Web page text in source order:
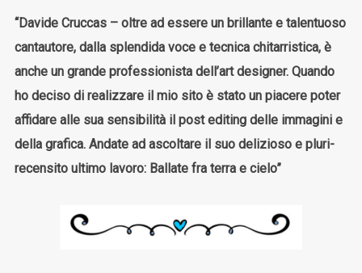
“Davide Cruccas – oltre ad essere un brillante e talentuoso
cantautore, dalla splendida voce e tecnica chitarristica, è
anche un grande professionista dell’art designer. Quando
ho deciso di realizzare il mio sito è stato un piacere poter
affidare alle sua sensibilità il post editing delle immagini e
della grafica. Andate ad ascoltare il suo delizioso e pluri-
recensito ultimo lavoro: Ballate fra terra e cielo”